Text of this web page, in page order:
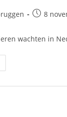
8
wachten in